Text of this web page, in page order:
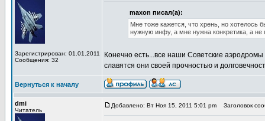
Зарегистрирован: 01.01.2011
Сообщения: 32
maxon писал(а):
Мне тоже кажется, что хрень, но хотелось
нужную инфу, а мне нужна конкретика, а не
Конечно есть...все наши Советские
славятся они своей прочностью и
Вернуться к началу
dmi
Читатель
Добавлено: Вт Ноя 15, 2011 5:01 pm Заголовок